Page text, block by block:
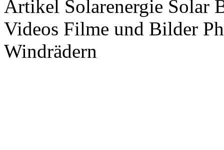
Artikel Solarenergie Solar
Videos Filme und Bilder
Windrädern